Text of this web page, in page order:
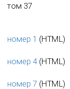
том 37
номер 1 (HTML)
номер 4 (HTML)
номер 7 (HTML)